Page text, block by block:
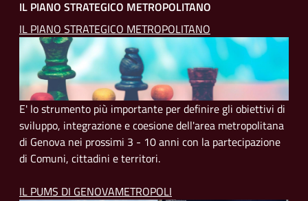
IL PIANO STRATEGICO METROPOLITANO
IL PIANO STRATEGICO METROPOLITANO
E' lo strumento più importante per definire gli obiettivi di
sviluppo, integrazione e coesione dell'area metropolitana
di Genova nei prossimi 3 - 10 anni con la partecipazione
di Comuni, cittadini e territori.
IL PUMS DI GENOVAMETROPOLI